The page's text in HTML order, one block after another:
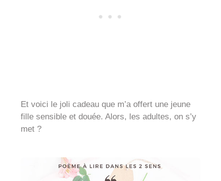
Et voici le joli cadeau que m’a offert une jeune
fille sensible et douée. Alors, les adultes, on s’y
met ?